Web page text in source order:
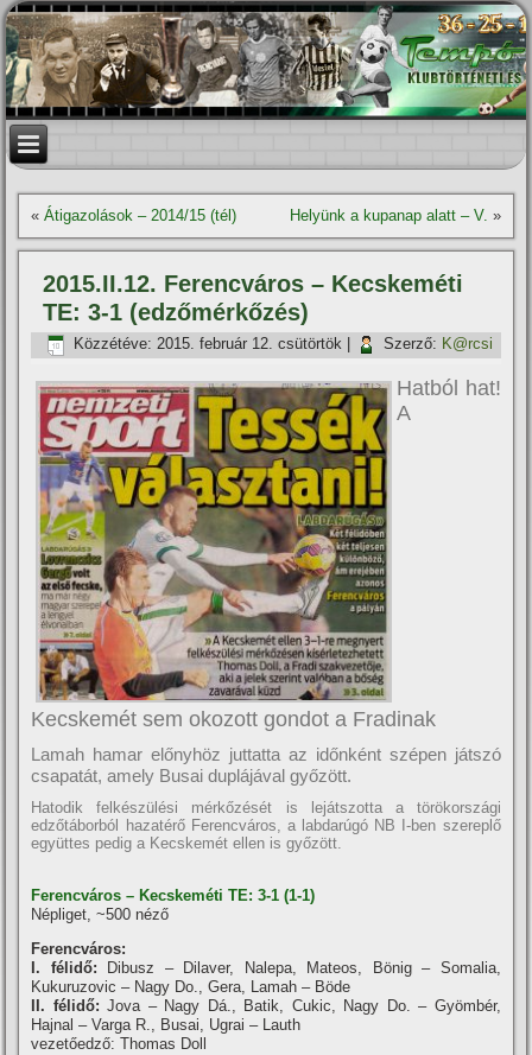
«Átigazolások – 2014/15 (tél) Helyünk a kupanap alatt – V. »
2015.II.12. Ferencváros – Kecskeméti
TE: 3-1 (edzőmérkőzés)
Közzétéve: 2015. február 12. csütörtök Szerző: K@rcsi
Hatból hat!
A
Kecskemét sem okozott gondot a Fradinak
Lamah hamar előnyhöz juttatta az időnként szépen játszó
csapatát, amely Busai duplájával győzött.
Hatodik felkészülési mérkőzését is lejátszotta a törökországi
edzőtáborból hazatérő Ferencváros, a labdarúgó NB I-ben szereplő
együttes pedig a Kecskemét ellen is győzött.
Ferencváros – Kecskeméti TE: 3-1 (1-1)
Népliget, ~500 néző
Ferencváros:
I. félidő: Dibusz – Dilaver, Nalepa, Mateos, Bönig – Somalia,
Kukuruzovic – Nagy Do., Gera, Lamah – Böde
II. félidő:Jova – Nagy Dá., Batik, Cukic, Nagy Do. – Gyömbér,
Hajnal – Varga R., Busai, Ugrai – Lauth
vezetőedző: Thomas Doll